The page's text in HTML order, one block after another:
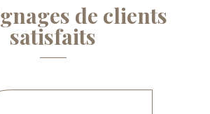
de clients
satisfaits